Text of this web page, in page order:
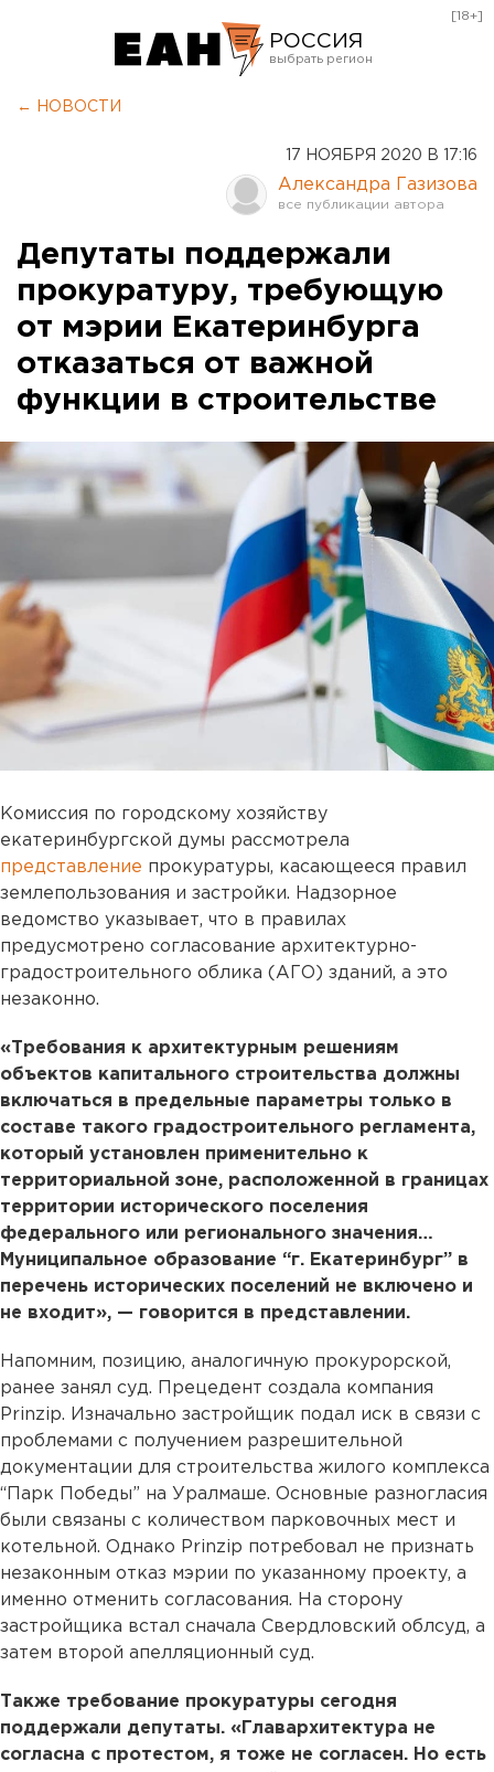
РОССИЯ
Оренбург
[18+]
← НОВОСТИ
17 НОЯБРЯ 2020 В 17:16
Александра Газизова
Депутаты поддержали
прокуратуру, требующую
от мэрии Екатеринбурга
отказаться от важной
функции в строительстве
Комиссия по городскому хозяйству
екатеринбургской думы рассмотрела
представление прокуратуры, касающееся правил
землепользования и застройки. Надзорное
ведомство указывает, что в правилах
предусмотрено согласование архитектурно-
градостроительного облика (АГО) зданий, а это
незаконно.
«Требования к архитектурным решениям
объектов капитального строительства должны
включаться в предельные параметры только в
составе такого градостроительного регламента,
который установлен применительно к
территориальной зоне, расположенной в границах
территории исторического поселения
федерального или регионального значения…
Муниципальное образование “г. Екатеринбург” в
перечень исторических поселений не включено и
не входит», — говорится в представлении.
Напомним, позицию, аналогичную прокурорской,
ранее занял суд. Прецедент создала компания
Prinzip. Изначально застройщик подал иск в связи с
проблемами с получением разрешительной
документации для строительства жилого комплекса
“Парк Победы” на Уралмаше. Основные разногласия
были связаны с количеством парковочных мест и
котельной. Однако Prinzip потребовал не признать
незаконным отказ мэрии по указанному проекту, а
именно отменить согласования. На сторону
застройщика встал сначала Свердловский облсуд, а
затем второй апелляционный суд.
Также требование прокуратуры сегодня
поддержали депутаты. «Главархитектура не
согласна с протестом, я тоже не согласен. Но есть